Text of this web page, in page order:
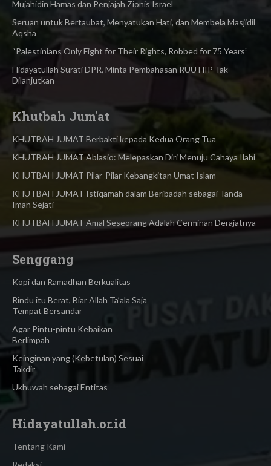
Mujahidin Hamas dan Penjajah Zionis Israel
Seruan untuk Bertaubat, Menyatukan Hati, dan Membela Masjidil
Aqsha
“Palestinians Only Fight for Their Rights, Robbed for 75 Years”
Hidayatullah Surati DPR, Minta Pembahasan RUU HIP Tak
Dilanjutkan
Khutbah Jum'at
KHUTBAH JUMAT Berbakti kepada Kedua Orang Tua
KHUTBAH JUMAT Ablasio: Melepaskan Diri Menuju Cahaya Ilahi
KHUTBAH JUMAT Pilar-Pilar Kebangkitan Umat Islam
KHUTBAH JUMAT Istiqamah dalam Beribadah sebagai Tanda
Iman Sejati
KHUTBAH JUMAT Amal Seseorang Adalah Cerminan Derajatnya
Senggang
Kopi dan Ramadhan Berkualitas
Rindu itu Berat, Biar Allah Ta’ala Saja
Tempat Bersandar
Agar Pintu-pintu Kebaikan
Berlimpah
Keinginan yang (Kebetulan) Sesuai
Takdir
Ukhuwah sebagai Entitas
Hidayatullah.or.id
Tentang Kami